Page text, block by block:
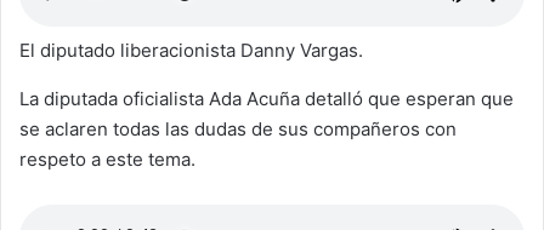
El diputado liberacionista Danny Vargas.
La diputada oficialista Ada Acuña detalló que esperan que
se aclaren todas las dudas de sus compañeros con
respeto a este tema.